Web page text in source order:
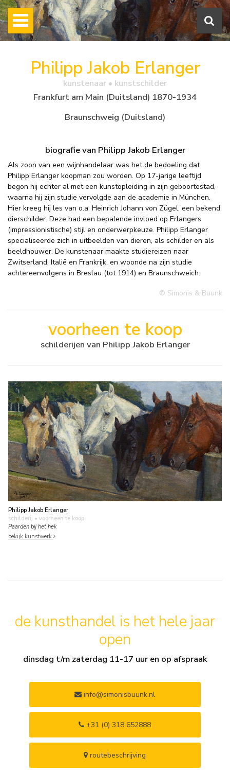
Philipp Jakob Erlanger
kunstenaar • kunstschilder
Frankfurt am Main (Duitsland) 1870-1934
Braunschweig (Duitsland)
biografie van Philipp Jakob Erlanger
Als zoon van een wijnhandelaar was het de bedoeling dat
Philipp Erlanger koopman zou worden. Op 17-jarige leeftijd
begon hij echter al met een kunstopleiding in zijn geboortestad,
waarna hij zijn studie vervolgde aan de academie in München.
Hier kreeg hij les van o.a. Heinrich Johann von Zügel, een bekend
dierschilder. Deze had een bepalende invloed op Erlangers
(impressionistische) stijl en onderwerpkeuze. Philipp Erlanger
specialiseerde zich in uitbeelden van dieren, als schilder en als
beeldhouwer. De kunstenaar maakte studiereizen naar
Zwitserland, Italië en Frankrijk, en woonde na zijn studie
achtereenvolgens in Breslau (tot 1914) en Braunschweich.
© Simonis & Buunk
voorheen te koop
schilderijen van Philipp Jakob Erlanger
Philipp Jakob Erlanger
schilderij • voorheen te koop
Paarden bij het hek
bekijk kunstwerk
de kunsthandel is het hele jaar
open
dinsdag t/m zaterdag 11-17 uur en op afspraak
info@simonisbuunk.nl
+31 (0) 318 652888
routebeschrijving